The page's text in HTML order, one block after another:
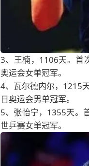
3、王楠，1106天。首
奥运会女单冠军。
4、瓦尔德内尔，1215
日奥运会男单冠军。
5、张怡宁，1355天。
世乒赛女单冠军。